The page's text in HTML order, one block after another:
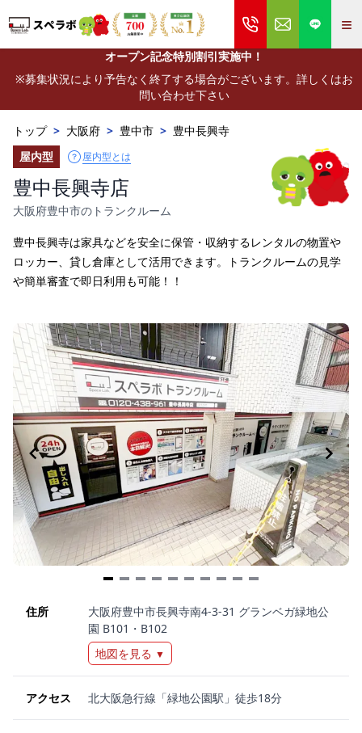
≡
オープン記念特別割引実施中！
※募集状況により予告なく終了する場合がございます。詳しくはお
問い合わせ下さい
トップ > 大阪府 > 豊中市 > 豊中長興寺
屋内型
屋内型とは
豊中長興寺店
大阪府豊中市のトランクルーム
豊中長興寺は家具などを安全に保管・収納するレンタルの物置や
ロッカー、貸し倉庫として活用できます。トランクルームの見学
や簡単審査で即日利用も可能！！
住所
大阪府豊中市長興寺南4-3-31 グランベガ緑地公
園 B101・B102
地図を見る ▼
アクセス 北大阪急行線「緑地公園駅」徒歩18分